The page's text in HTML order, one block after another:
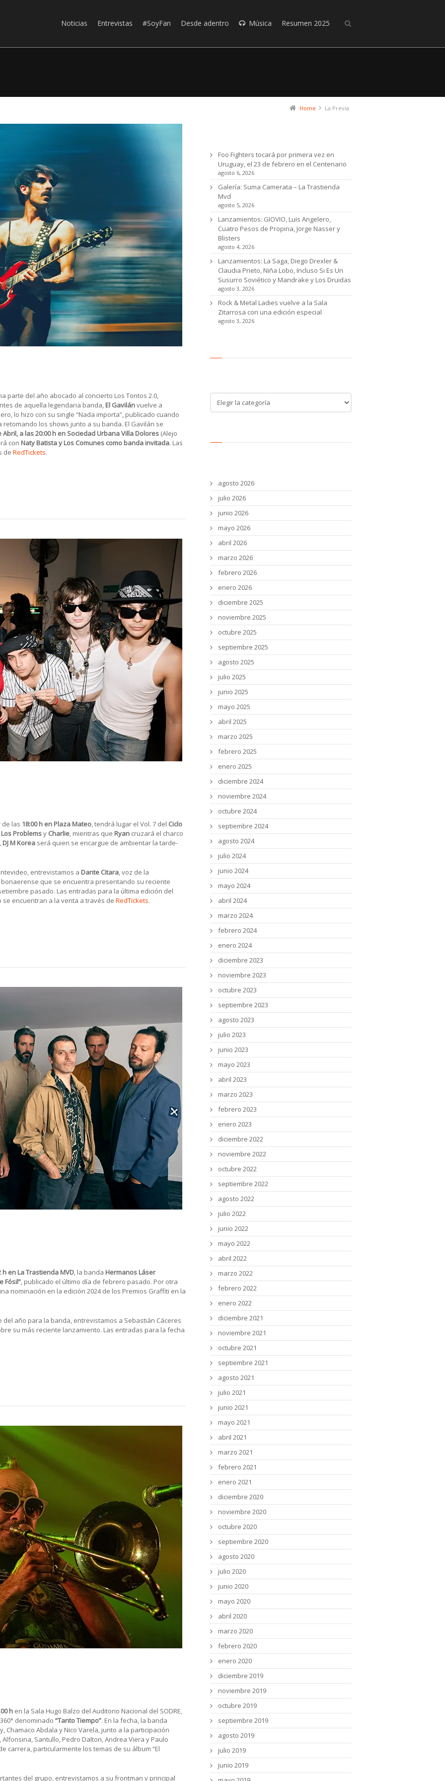
Noticias Entrevistas #SoyFan Desde adentro Música Resumen 2025
Home La Previa
parte del año abocado al concierto Los Tontos 2.0,
de aquella legendaria banda, El Gavilánvuelve a
lo hizo con su single “Nada importa”, publicado cuando
los shows junto a su banda. El Gavilán se
Abril, a las 20:00 h en Sociedad Urbana Villa Dolores (Alejo
con Naty Batista y Los Comunes como banda invitada. Las
de RedTickets.
de las 18:00 h en Plaza Mateo , tendrá lugar el Vol. 7 del Ciclo
Los Problemsy Charlie , mientras que Ryan cruzará el charco
DJ M Korea será quien se encargue de ambientar la tarde-
entrevistamos a Dante Citara , voz de la
que se encuentra presentando su reciente
pasado. Las entradas para la última edición del
encuentran a la venta a través de RedTickets.
en La Trastienda MVD , la banda Hermanos Láser
Fósil” , publicado el último día de febrero pasado. Por otra
nominación en la edición 2024 de los Premios Graffiti en la
año para la banda, entrevistamos a Sebastián Cáceres
su más reciente lanzamiento. Las entradas para la fecha
h en la Sala Hugo Balzo del Auditorio Nacional del SODRE,
denominado “Tanto Tiempo”. En la fecha, la banda
Chamaco Abdala y Nico Varela, junto a la participación
Santullo, Pedro Dalton, Andrea Viera y Paulo
carrera, particularmente los temas de su álbum “El
del grupo, entrevistamos a su frontman y principal
Foo Fighters tocará por primera vez en
Uruguay, el 23 de febrero en el Centenario
agosto 6, 2026
Galería: Suma Camerata – La Trastienda
Mvd
agosto 5, 2026
Lanzamientos: GIOVIO, Luis Angelero,
Cuatro Pesos de Propina, Jorge Nasser y
Blisters
agosto 4, 2026
Lanzamientos: La Saga, Diego Drexler &
Claudia Prieto, Niña Lobo, Incluso Si Es Un
Susurro Soviético y Mandrake y Los Druidas
agosto 3, 2026
Rock & Metal Ladies vuelve a la Sala
Zitarrosa con una edición especial
agosto 3, 2026
Categoría
de
noticias
agosto 2026
julio 2026
junio 2026
mayo 2026
abril 2026
marzo 2026
febrero 2026
enero 2026
diciembre 2025
noviembre 2025
octubre 2025
septiembre 2025
agosto 2025
julio 2025
junio 2025
mayo 2025
abril 2025
marzo 2025
febrero 2025
enero 2025
diciembre 2024
noviembre 2024
octubre 2024
septiembre 2024
agosto 2024
julio 2024
junio 2024
mayo 2024
abril 2024
marzo 2024
febrero 2024
enero 2024
diciembre 2023
noviembre 2023
octubre 2023
septiembre 2023
agosto 2023
julio 2023
junio 2023
mayo 2023
abril 2023
marzo 2023
febrero 2023
enero 2023
diciembre 2022
noviembre 2022
octubre 2022
septiembre 2022
agosto 2022
julio 2022
junio 2022
mayo 2022
abril 2022
marzo 2022
febrero 2022
enero 2022
diciembre 2021
noviembre 2021
octubre 2021
septiembre 2021
agosto 2021
julio 2021
junio 2021
mayo 2021
abril 2021
marzo 2021
febrero 2021
enero 2021
diciembre 2020
noviembre 2020
octubre 2020
septiembre 2020
agosto 2020
julio 2020
junio 2020
mayo 2020
abril 2020
marzo 2020
febrero 2020
enero 2020
diciembre 2019
noviembre 2019
octubre 2019
septiembre 2019
agosto 2019
julio 2019
junio 2019